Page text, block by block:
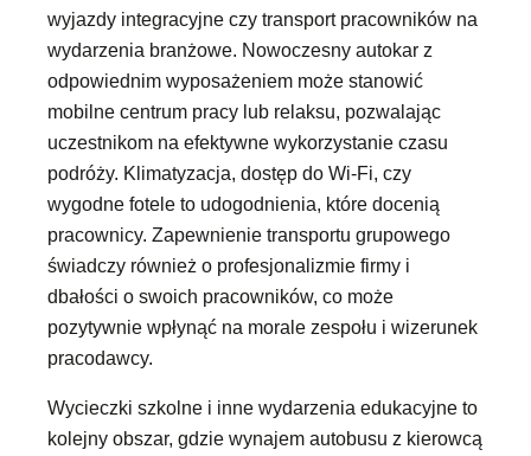
wyjazdy integracyjne czy transport pracowników na
wydarzenia branżowe. Nowoczesny autokar z
odpowiednim wyposażeniem może stanowić
mobilne centrum pracy lub relaksu, pozwalając
uczestnikom na efektywne wykorzystanie czasu
podróży. Klimatyzacja, dostęp do Wi-Fi, czy
wygodne fotele to udogodnienia, które docenią
pracownicy. Zapewnienie transportu grupowego
świadczy również o profesjonalizmie firmy i
dbałości o swoich pracowników, co może
pozytywnie wpłynąć na morale zespołu i wizerunek
pracodawcy.
Wycieczki szkolne i inne wydarzenia edukacyjne to
kolejny obszar, gdzie wynajem autobusu z kierowcą